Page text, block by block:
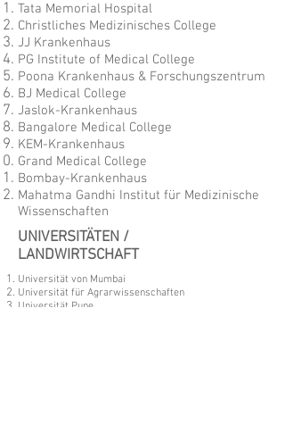
Tata Memorial Hospital
Christliches Medizinisches College
JJ Krankenhaus
PG Institute of Medical College
Poona Krankenhaus & Forschungszentrum
BJ Medical College
Jaslok-Krankenhaus
Bangalore Medical College
KEM-Krankenhaus
Grand Medical College
Bombay-Krankenhaus
Mahatma Gandhi Institut für Medizinische
Wissenschaften
UNIVERSITÄTEN /
LANDWIRTSCHAFT
Universität von Mumbai
Universität für Agrarwissenschaften
Universität Pune